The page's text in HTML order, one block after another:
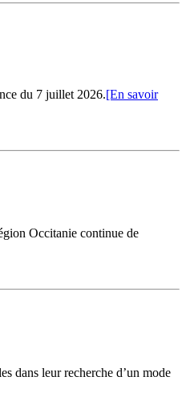
du 7 juillet 2026.[En savoir
Occitanie continue de
dans leur recherche d’un mode